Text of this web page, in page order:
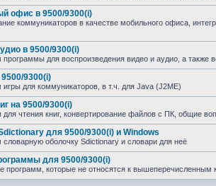
офис в 9500/9300(i)
коммуникаторов в качестве мобильного офиса,
в 9500/9300(i)
для воспроизведения видео и аудио, а также
9300(i)
для коммуникаторов, в т.ч. для Java (J2ME)
на 9500/9300(i)
чтения книг, конвертирование файлов с ПК, общие
для 9500/9300(i) и Windows
оболочку Sdictionary и словари для неё
для 9500/9300(i)
программ, которые не относятся к вышеперечисленным